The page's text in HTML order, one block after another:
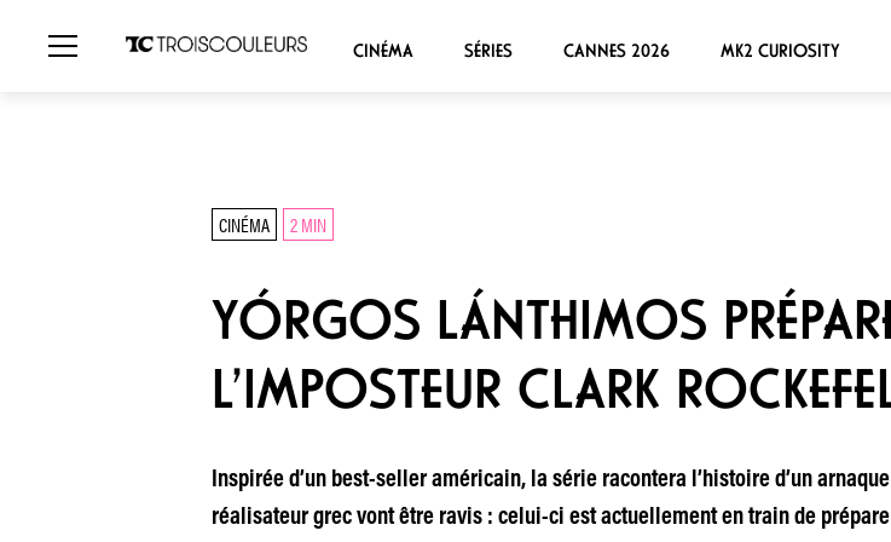
CINÉMA SÉRIES CANNES 2026 MK2 CURIOSITY
CINÉMA 2 MIN
YÓRGOS LÁNTHIMOS
L’IMPOSTEUR CLARK
Inspirée d’un best-seller américain, la série racontera l’histoire d’un
réalisateur grec vont être ravis : celui-ci est actuellement en train de